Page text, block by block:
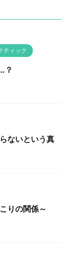
ティック
？
ないという真
りの関係～